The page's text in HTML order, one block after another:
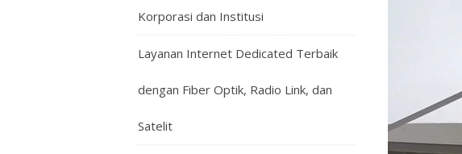
Korporasi dan Institusi
Layanan Internet Dedicated Terbaik
dengan Fiber Optik, Radio Link, dan
Satelit